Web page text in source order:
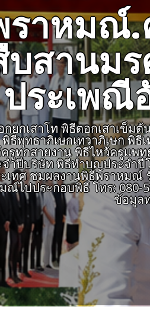
ราหม
สานม
ประเพณี
ยกเสาโท พิธีตอกเสาเข็
พุทธาภิเษกเทวาภิเษก พิ
ทุกสายงาน พิธีไหว้ครูแพ
จำปีบริษัท พิธีทำบุญประจ
เทศ ชมผลงานพิธีพราห
ปประกอบพิธี โทร: 080-
ข้อมูล